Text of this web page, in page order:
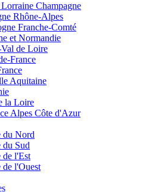
Champagne
Rhône-Alpes
Franche-Comté
et Normandie
de Loire
France
Aquitaine
la Loire
Alpes Côte d'Azur
du Nord
du Sud
de l'Est
de l'Ouest